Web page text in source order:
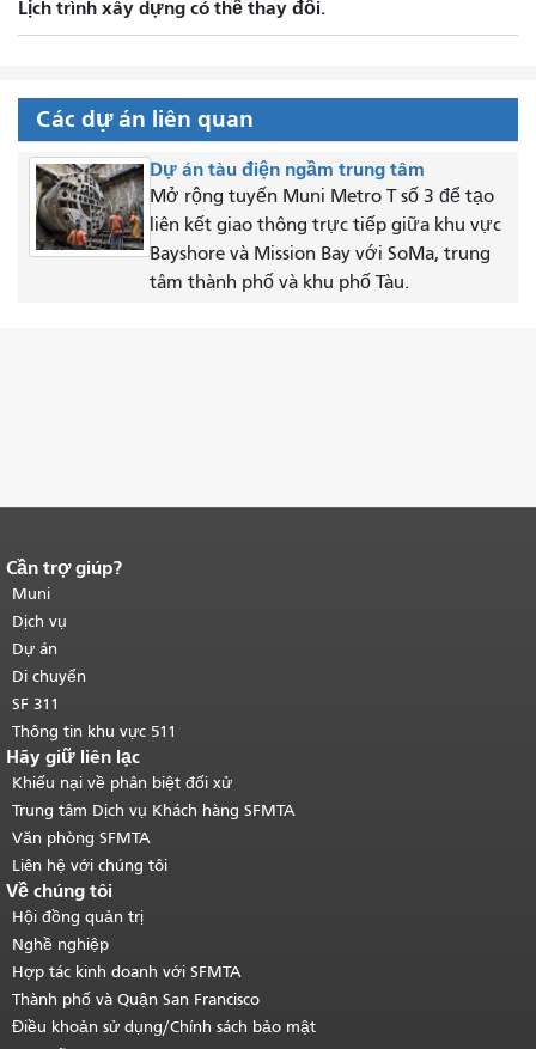
Lịch trình xây dựng có thể thay đổi.
Các dự án liên quan
Dự án tàu điện ngầm trung tâm
Mở rộng tuyến Muni Metro T số 3 để tạo
liên kết giao thông trực tiếp giữa khu vực
Bayshore và Mission Bay với SoMa, trung
tâm thành phố và khu phố Tàu.
Kết thúc nội dung trang.
của trang này được lặp lại trên mọi
trang.Quay lại đầu trang nội dung
chính.
Cần trợ giúp?
Muni
Dịch vụ
Dự án
Di chuyển
SF 311
Thông tin khu vực 511
Hãy giữ liên lạc
Khiếu nại về phân biệt đối xử
Trung tâm Dịch vụ Khách hàng SFMTA
Văn phòng SFMTA
Liên hệ với chúng tôi
Về chúng tôi
Hội đồng quản trị
Nghề nghiệp
Hợp tác kinh doanh với SFMTA
Thành phố và Quận San Francisco
Điều khoản sử dụng/Chính sách bảo mật